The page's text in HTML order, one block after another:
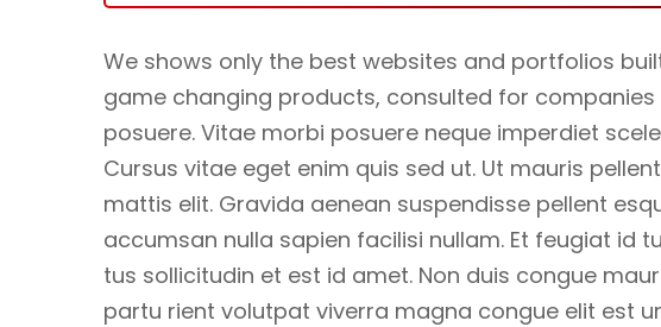
We shows only the best websites and portfolios
game changing products, consulted for
posuere. Vitae morbi posuere neque imperdiet
Cursus vitae eget enim quis sed ut. Ut mauris
mattis elit. Gravida aenean suspendisse pellent
accumsan nulla sapien facilisi nullam. Et feugiat id
tus sollicitudin et est id amet. Non duis congue
partu rient volutpat viverra magna congue elit est